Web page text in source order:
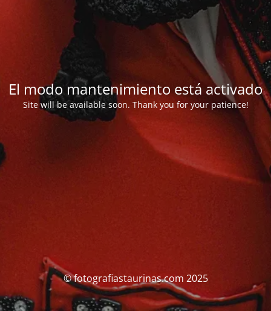
El modo mantenimiento está activado
Site will be available soon. Thank you for your patience!
© fotografiastaurinas.com 2025